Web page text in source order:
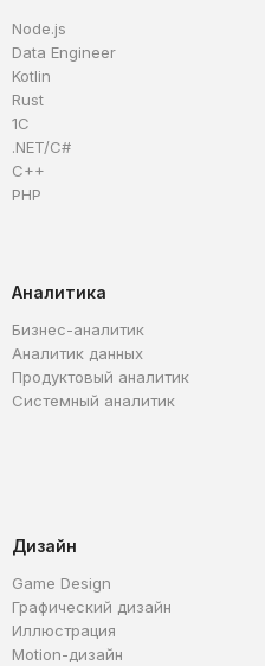
Node.js
Data Engineer
Kotlin
Rust
1C
.NET/C#
C++
PHP
Аналитика
Бизнес-аналитик
Аналитик данных
Продуктовый аналитик
Системный аналитик
Дизайн
Game Design
Графический дизайн
Иллюстрация
Motion-дизайн